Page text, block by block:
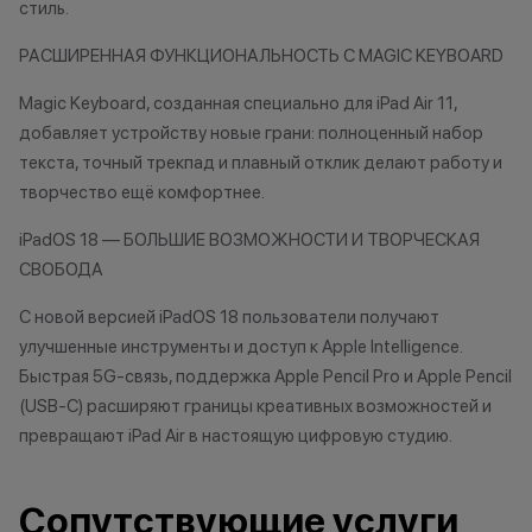
Заряженный хищник
Царь техно-саванны
Вожак стаи
Кэшбэк: 5%
Важно знать
1 бонусный балл = 1 рубль.
сразу после покупки.
стиль.
РАСШИРЕННАЯ ФУНКЦИОНАЛЬНОСТЬ С MAGIC KEYBOARD
Magic Keyboard, созданная специально для iPad Air 11,
добавляет устройству новые грани: полноценный набор
текста, точный трекпад и плавный отклик делают работу и
творчество ещё комфортнее.
iPadOS 18 — БОЛЬШИЕ ВОЗМОЖНОСТИ И ТВОРЧЕСКАЯ
СВОБОДА
С новой версией iPadOS 18 пользователи получают
улучшенные инструменты и доступ к Apple Intelligence.
Быстрая 5G-связь, поддержка Apple Pencil Pro и Apple Pencil
(USB-C) расширяют границы креативных возможностей и
превращают iPad Air в настоящую цифровую студию.
Сопутствующие услуги